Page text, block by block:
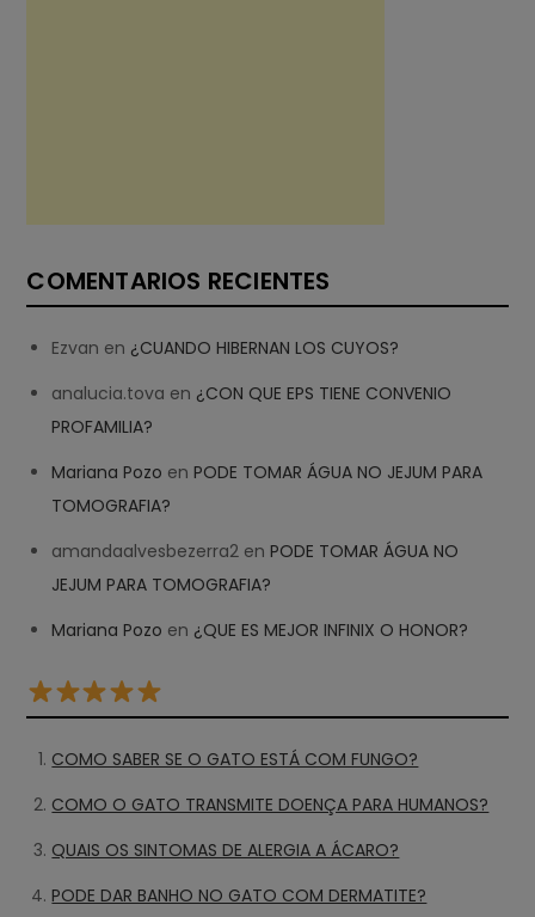
COMENTARIOS RECIENTES
Ezvan en ¿CUANDO HIBERNAN LOS CUYOS?
analucia.tova en ¿CON QUE EPS TIENE CONVENIO
PROFAMILIA?
Mariana Pozo enPODE TOMAR ÁGUA NO JEJUM PARA
TOMOGRAFIA?
amandaalvesbezerra2 enPODE TOMAR ÁGUA NO
JEJUM PARA TOMOGRAFIA?
Mariana Pozo en ¿QUE ES MEJOR INFINIX O HONOR?
COMO SABER SE O GATO ESTÁ COM FUNGO?
COMO O GATO TRANSMITE DOENÇA PARA HUMANOS?
QUAIS OS SINTOMAS DE ALERGIA A ÁCARO?
PODE DAR BANHO NO GATO COM DERMATITE?